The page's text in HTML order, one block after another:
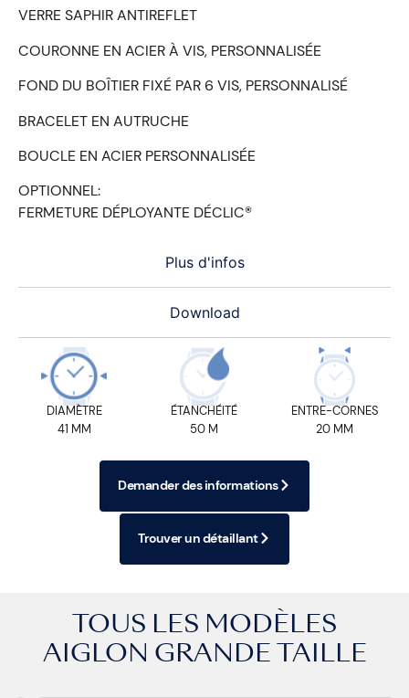
Plus d'infos
Download
VERRE SAPHIR ANTIREFLET
COURONNE EN ACIER À VIS, PERSONNALISÉE
FOND DU BOÎTIER FIXÉ PAR 6 VIS, PERSONNALISÉ
BRACELET EN AUTRUCHE
BOUCLE EN ACIER PERSONNALISÉE
OPTIONNEL:
FERMETURE DÉPLOYANTE DÉCLIC®
DIAMÈTRE
41 MM
ÉTANCHÉITÉ
50 M
ENTRE-CORNES
20 MM
Demander des informations
Trouver un détaillant
TOUS LES MODÈLES
AIGLON GRANDE TAILLE